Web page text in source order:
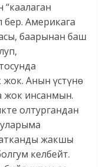
“каалаган
бер. Америкага
баарынан баш
жок. Анын үстүнө
жок инсанмын.
олтургандан
жакшы
келбейт.